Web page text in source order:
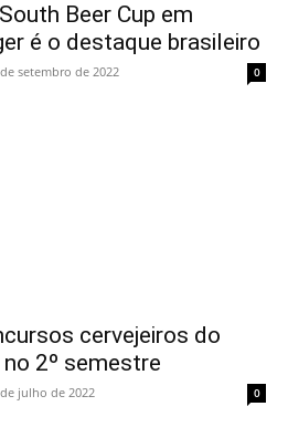
Beer Cup em
é o destaque brasileiro
setembro de 2022 0
cervejeiros do
2º semestre
julho de 2022 0